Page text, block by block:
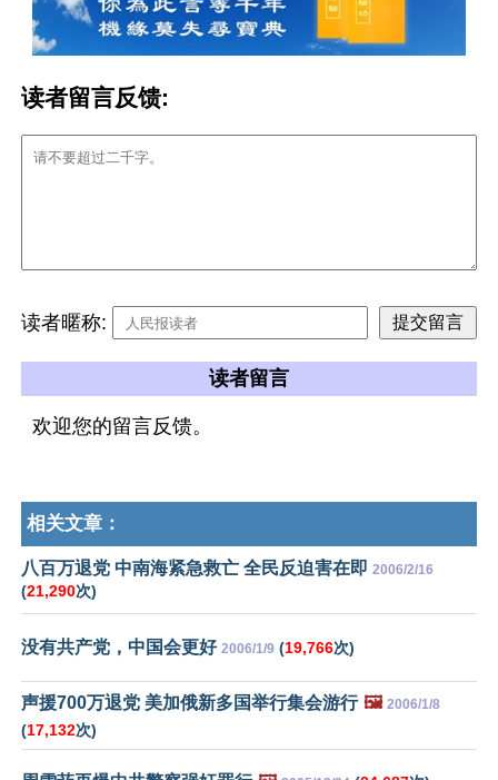
读者留言反馈:
读者暱称:
读者留言
欢迎您的留言反馈。
相关文章：
八百万退党 中南海紧急救亡 全民反迫害在即 2006/2/16
(21,290次)
没有共产党，中国会更好 2006/1/9 (19,766次)
声援700万退党 美加俄新多国举行集会游行 🖼️ 2006/1/8
(17,132次)